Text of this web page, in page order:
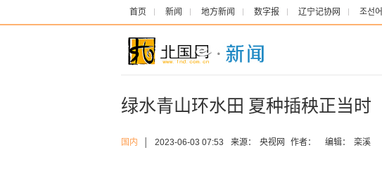
首页 新闻 地方新闻 数字报 辽宁记协网 조선어
绿水青山环水田 夏种插秧正当时
国内 2023-06-03 07:53 来源： 央视网 作者： 编辑： 栾溪